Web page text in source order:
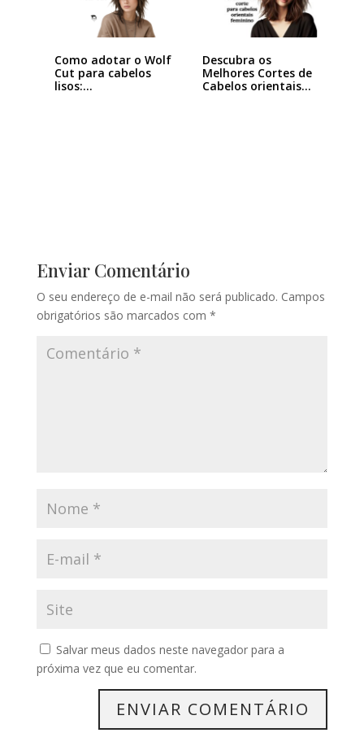
Como adotar o Wolf
Cut para cabelos
lisos:…
Descubra os
Melhores Cortes de
Cabelos orientais
Enviar Comentário
O seu endereço de e-mail não será publicado. Campos
obrigatórios são marcados com *
Salvar meus dados neste navegador para a
próxima vez que eu comentar.